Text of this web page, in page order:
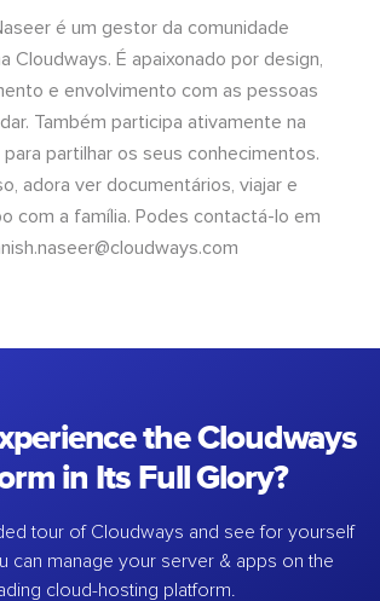
é um gestor da comunidade
Cloudways. É apaixonado por design,
e envolvimento com as pessoas
Também participa ativamente na
para partilhar os seus conhecimentos.
adora ver documentários, viajar e
com a família. Podes contactá-lo em
the Cloudways
in Its Full Glory?
tour of Cloudways and see for yourself
can manage your server & apps on the
cloud-hosting platform.